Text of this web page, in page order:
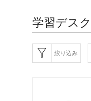
学習デス
絞り込み